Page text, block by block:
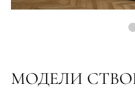
МОДЕЛИ